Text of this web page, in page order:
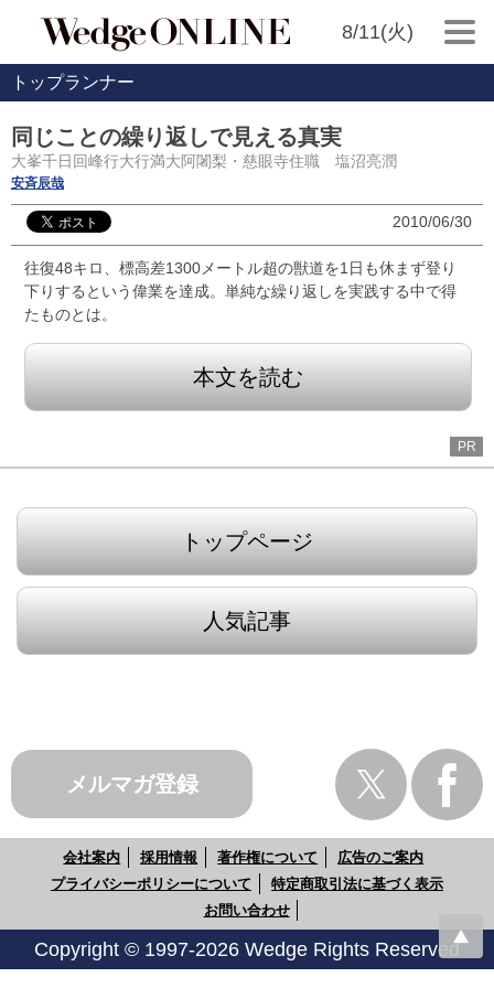
8/11(火)
トップランナー
同じことの繰り返しで見える真実
大峯千日回峰行大行満大阿闍梨・慈眼寺住職 塩沼亮潤
安斉辰哉
2010/06/30
往復48キロ、標高差1300メートル超の獣道を1日も休まず登り
下りするという偉業を達成。単純な繰り返しを実践する中で得
たものとは。
本文を読む
PR
トップページ
人気記事
メルマガ登録
会社案内 採用情報 著作権について
広告のご案内
プライバシーポリシーについて
特定商取引法に基づく表示
お問い合わせ
Copyright © 1997-2026 Wedge Rights Reserved